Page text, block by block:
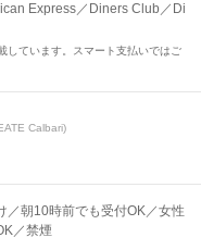
Express／Diners Club／Di
しています。スマート支払いではご
Calbari)
／朝10時前でも受付OK／女性
／禁煙